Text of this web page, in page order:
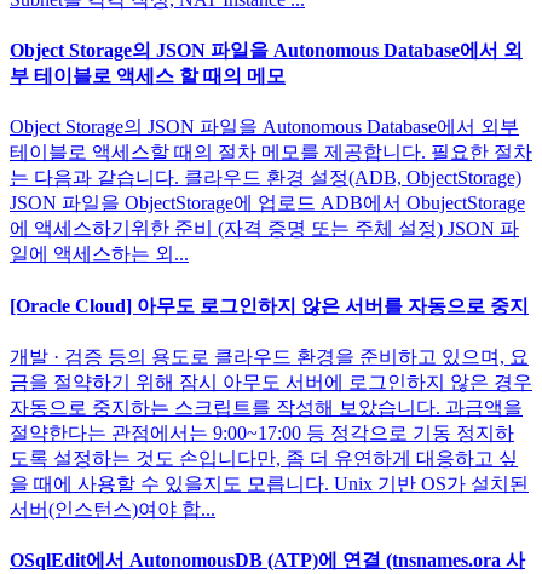
Object Storage의 JSON 파일을 Autonomous Database에서 외
부 테이블로 액세스 할 때의 메모
Object Storage의 JSON 파일을 Autonomous Database에서 외부
테이블로 액세스할 때의 절차 메모를 제공합니다. 필요한 절차
는 다음과 같습니다. 클라우드 환경 설정(ADB, ObjectStorage)
JSON 파일을 ObjectStorage에 업로드 ADB에서 ObujectStorage
에 액세스하기위한 준비 (자격 증명 또는 주체 설정) JSON 파
일에 액세스하는 외...
[Oracle Cloud] 아무도 로그인하지 않은 서버를 자동으로 중지
개발 · 검증 등의 용도로 클라우드 환경을 준비하고 있으며, 요
금을 절약하기 위해 잠시 아무도 서버에 로그인하지 않은 경우
자동으로 중지하는 스크립트를 작성해 보았습니다. 과금액을
절약한다는 관점에서는 9:00~17:00 등 정각으로 기동 정지하
도록 설정하는 것도 손입니다만, 좀 더 유연하게 대응하고 싶
을 때에 사용할 수 있을지도 모릅니다. Unix 기반 OS가 설치된
서버(인스턴스)여야 합...
OSqlEdit에서 AutonomousDB (ATP)에 연결 (tnsnames.ora 사